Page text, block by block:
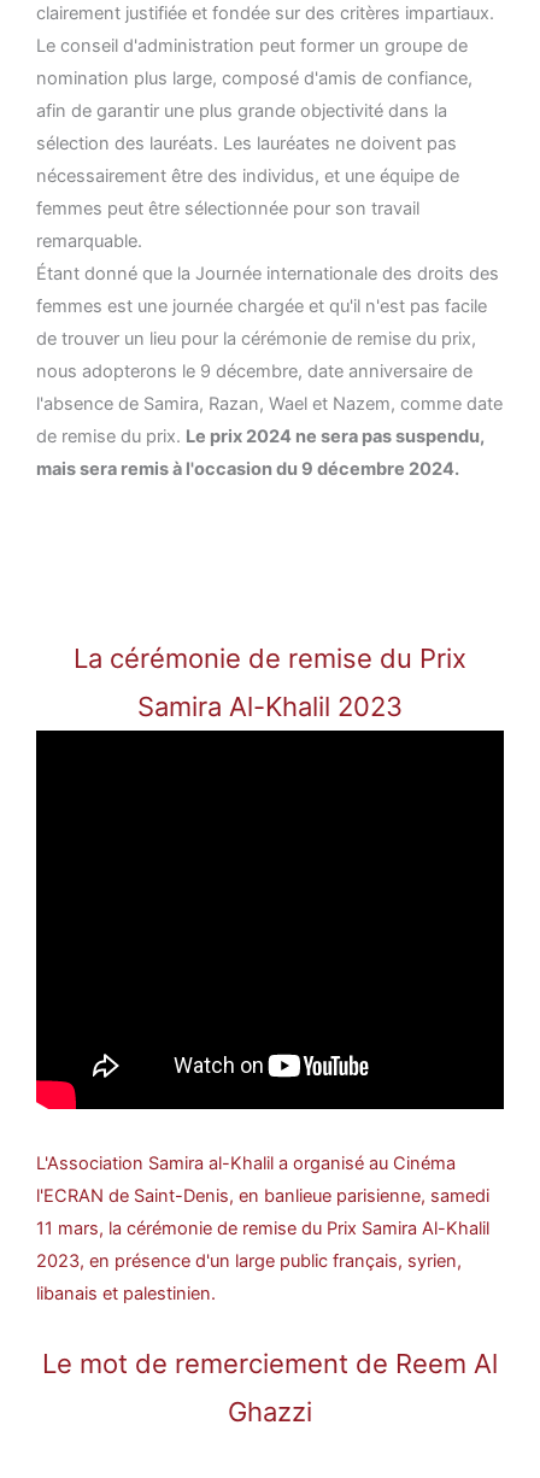
clairement justifiée et fondée sur des critères impartiaux.
Le conseil d'administration peut former un groupe de
nomination plus large, composé d'amis de confiance,
afin de garantir une plus grande objectivité dans la
sélection des lauréats. Les lauréates ne doivent pas
nécessairement être des individus, et une équipe de
femmes peut être sélectionnée pour son travail
remarquable.
Étant donné que la Journée internationale des droits des
femmes est une journée chargée et qu'il n'est pas facile
de trouver un lieu pour la cérémonie de remise du prix,
nous adopterons le 9 décembre, date anniversaire de
l'absence de Samira, Razan, Wael et Nazem, comme date
de remise du prix. Le prix 2024 ne sera pas suspendu,
mais sera remis à l'occasion du 9 décembre 2024.
La cérémonie de remise du Prix
Samira Al-Khalil 2023
L'Association Samira al-Khalil a organisé au Cinéma
l'ECRAN de Saint-Denis, en banlieue parisienne, samedi
11 mars, la cérémonie de remise du Prix Samira Al-Khalil
2023, en présence d'un large public français, syrien,
libanais et palestinien.
Le mot de remerciement de Reem Al
Ghazzi